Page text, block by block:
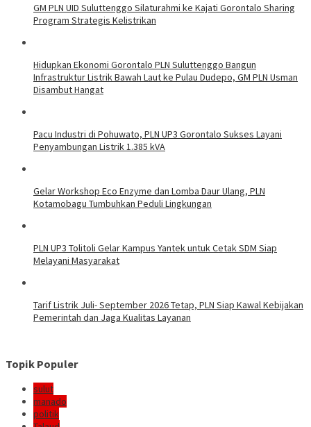
GM PLN UID Suluttenggo Silaturahmi ke Kajati Gorontalo Sharing
Program Strategis Kelistrikan
Hidupkan Ekonomi Gorontalo PLN Suluttenggo Bangun
Infrastruktur Listrik Bawah Laut ke Pulau Dudepo, GM PLN Usman
Disambut Hangat
Pacu Industri di Pohuwato, PLN UP3 Gorontalo Sukses Layani
Penyambungan Listrik 1.385 kVA
Gelar Workshop Eco Enzyme dan Lomba Daur Ulang, PLN
Kotamobagu Tumbuhkan Peduli Lingkungan
PLN UP3 Tolitoli Gelar Kampus Yantek untuk Cetak SDM Siap
Melayani Masyarakat
Tarif Listrik Juli- September 2026 Tetap, PLN Siap Kawal Kebijakan
Pemerintah dan Jaga Kualitas Layanan
Topik Populer
sulut
manado
politik